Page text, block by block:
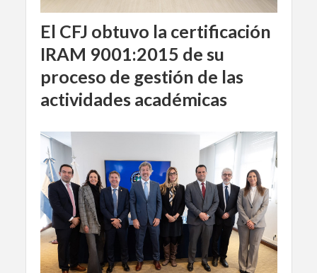
El CFJ obtuvo la certificación
IRAM 9001:2015 de su
proceso de gestión de las
actividades académicas